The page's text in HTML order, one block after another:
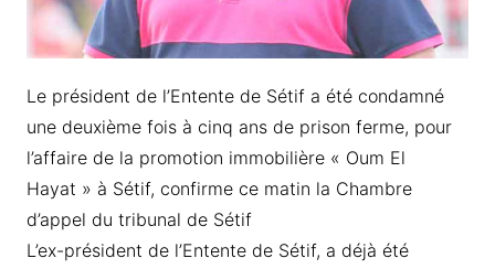
Le président de l’Entente de Sétif a été condamné
une deuxième fois à cinq ans de prison ferme, pour
l’affaire de la promotion immobilière « Oum El
Hayat » à Sétif, confirme ce matin la Chambre
d’appel du tribunal de Sétif
L’ex-président de l’Entente de Sétif, a déjà été